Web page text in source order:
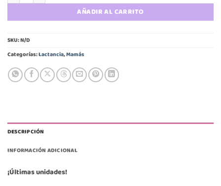
AÑADIR AL CARRITO
SKU:N/D
Categorías:Lactancia,Mamás
DESCRIPCIÓN
INFORMACIÓN ADICIONAL
¡Últimas unidades!